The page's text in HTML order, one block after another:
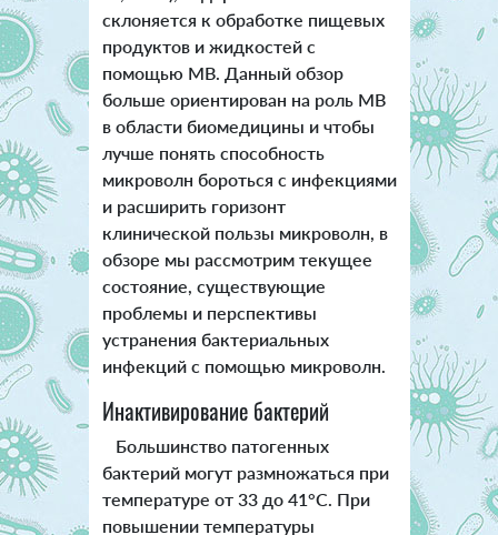
склоняется к обработке пищевых
продуктов и жидкостей с
помощью МВ. Данный обзор
больше ориентирован на роль МВ
в области биомедицины и чтобы
лучше понять способность
микроволн бороться с инфекциями
и расширить горизонт
клинической пользы микроволн, в
обзоре мы рассмотрим текущее
состояние, существующие
проблемы и перспективы
устранения бактериальных
инфекций с помощью микроволн.
Инактивирование бактерий
Большинство патогенных
бактерий могут размножаться при
температуре от 33 до 41°C. При
повышении температуры